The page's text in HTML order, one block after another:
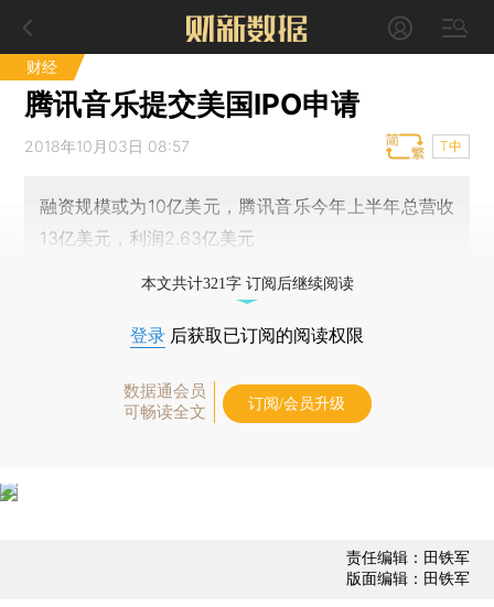
财经
腾讯音乐提交美国IPO申请
2018年10月03日 08:57 T中
融资规模或为10亿美元，腾讯音乐今年上半年总营收
13亿美元，利润2.63亿美元
本文共计321字 订阅后继续阅读
登录 后获取已订阅的阅读权限
数据通会员
可畅读全文
订阅/会员升级
责任编辑：田铁军
版面编辑：田铁军